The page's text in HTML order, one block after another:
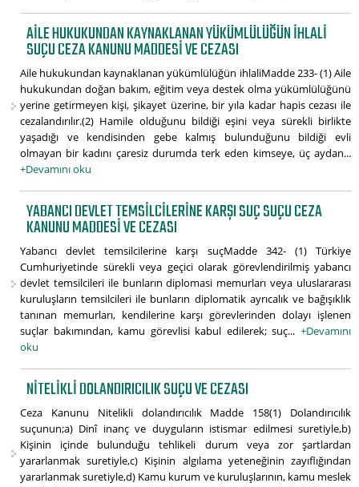
AILE HUKUKUNDAN KAYNAKLANAN YÜKÜMLÜLÜĞÜN IHLALI
SUÇU CEZA KANUNU MADDESI VE CEZASI
Aile hukukundan kaynaklanan yükümlülüğün ihlaliMadde 233- (1) Aile
hukukundan doğan bakım, eğitim veya destek olma yükümlülüğünü
yerine getirmeyen kişi, şikayet üzerine, bir yıla kadar hapis cezası ile
cezalandırılır.(2) Hamile olduğunu bildiği eşini veya sürekli birlikte
yaşadığı ve kendisinden gebe kalmış bulunduğunu bildiği evli
olmayan bir kadını çaresiz durumda terk eden kimseye, üç aydan...
+Devamını oku
YABANCI DEVLET TEMSILCILERINE KARŞI SUÇ SUÇU CEZA
KANUNU MADDESI VE CEZASI
Yabancı devlet temsilcilerine karşı suçMadde 342- (1) Türkiye
Cumhuriyetinde sürekli veya geçici olarak görevlendirilmiş yabancı
devlet temsilcileri ile bunların diplomasi memurları veya uluslararası
kuruluşların temsilcileri ile bunların diplomatik ayrıcalık ve bağışıklık
tanınan memurları, kendilerine karşı görevlerinden dolayı işlenen
suçlar bakımından, kamu görevlisi kabul edilerek; suç... +Devamını
oku
NITELIKLI DOLANDIRICILIK SUÇU VE CEZASI
Ceza Kanunu Nitelikli dolandırıcılık Madde 158(1) Dolandırıcılık
suçunun;a) Dinî inanç ve duyguların istismar edilmesi suretiyle,b)
Kişinin içinde bulunduğu tehlikeli durum veya zor şartlardan
yararlanmak suretiyle,c) Kişinin algılama yeteneğinin zayıflığından
yararlanmak suretiyle,d) Kamu kurum ve kuruluşlarının, kamu meslek